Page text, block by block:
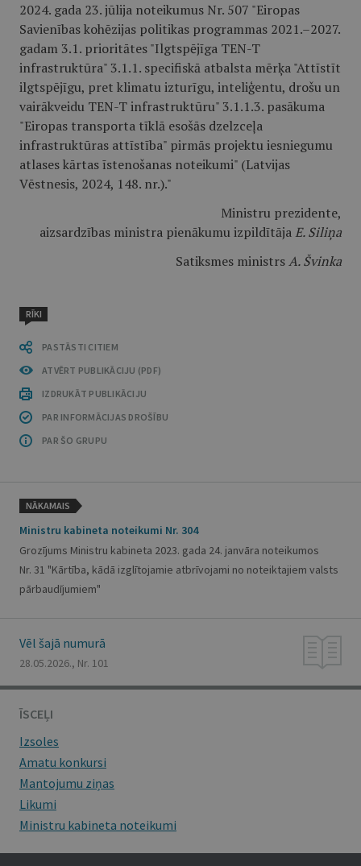
2024. gada 23. jūlija noteikumus Nr. 507 "Eiropas
Savienības kohēzijas politikas programmas 2021.–2027.
gadam 3.1. prioritātes "Ilgtspējīga TEN-T
infrastruktūra" 3.1.1. specifiskā atbalsta mērķa "Attīstīt
ilgtspējīgu, pret klimatu izturīgu, inteliģentu, drošu un
vairākveidu TEN-T infrastruktūru" 3.1.1.3. pasākuma
"Eiropas transporta tīklā esošās dzelzceļa
infrastruktūras attīstība" pirmās projektu iesniegumu
atlases kārtas īstenošanas noteikumi" (Latvijas
Vēstnesis, 2024, 148. nr.)."
Ministru prezidente,
aizsardzības ministra pienākumu izpildītājaE. Siliņa
Satiksmes ministrsA. Švinka
RĪKI
PASTĀSTI CITIEM
ATVĒRT PUBLIKĀCIJU (PDF)
IZDRUKĀT PUBLIKĀCIJU
PAR INFORMĀCIJAS DROŠĪBU
PAR ŠO GRUPU
NĀKAMAIS
Ministru kabineta noteikumi Nr. 304
Grozījums Ministru kabineta 2023. gada 24. janvāra noteikumos
Nr. 31 "Kārtība, kādā izglītojamie atbrīvojami no noteiktajiem valsts
pārbaudījumiem"
Vēl šajā numurā
28.05.2026., Nr. 101
ĪSCEĻI
Izsoles
Amatu konkursi
Mantojumu ziņas
Likumi
Ministru kabineta noteikumi